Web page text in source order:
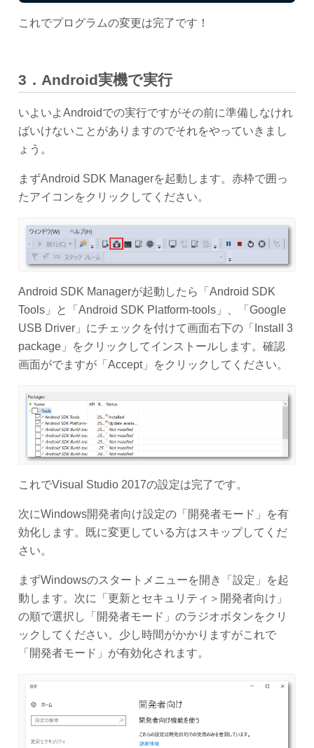
これでプログラムの変更は完了です！
3 ． Android実機で実行
いよいよAndroidでの実行ですがその前に準備しなけれ
ばいけないことがありますのでそれをやっていきまし
ょう。
まずAndroid SDK Managerを起動します。赤枠で囲っ
たアイコンをクリックしてください。
Android SDK Managerが起動したら「Android SDK
Tools」と「Android SDK Platform-tools」、「Google
USB Driver」にチェックを付けて画面右下の「Install 3
package」をクリックしてインストールします。確認
画面がでますが「Accept」をクリックしてください。
これでVisual Studio 2017の設定は完了です。
次にWindows開発者向け設定の「開発者モード」を有
効化します。既に変更している方はスキップしてくだ
さい。
まずWindowsのスタートメニューを開き「設定」を起
動します。次に「更新とセキュリティ＞開発者向け」
の順で選択し「開発者モード」のラジオボタンをクリ
ックしてください。少し時間がかかりますがこれで
「開発者モード」が有効化されます。